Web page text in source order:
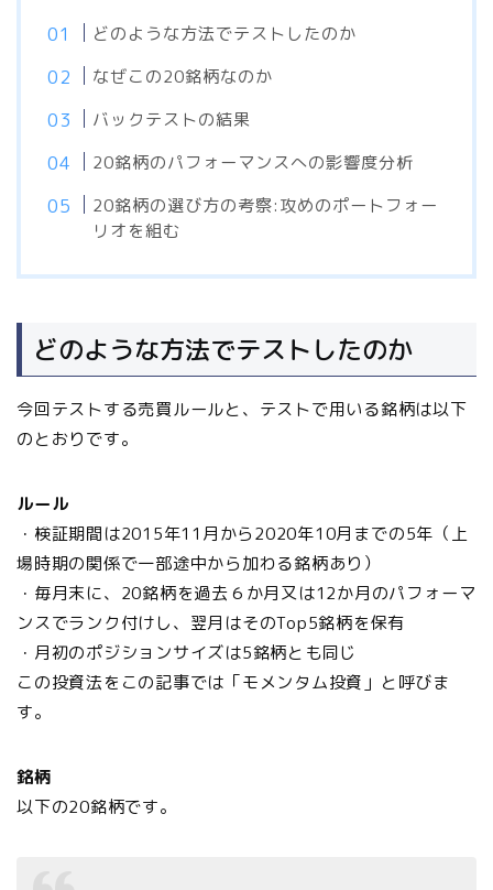
どのような方法でテストしたのか
なぜこの20銘柄なのか
バックテストの結果
20銘柄のパフォーマンスへの影響度分析
20銘柄の選び方の考察:攻めのポートフォー
リオを組む
どのような方法でテストしたのか
今回テストする売買ルールと、テストで用いる銘柄は以下
のとおりです。
ルール
・検証期間は2015年11月から2020年10月までの5年（上
場時期の関係で一部途中から加わる銘柄あり）
・毎月末に、20銘柄を過去６か月又は12か月のパフォーマ
ンスでランク付けし、翌月はそのTop5銘柄を保有
・月初のポジションサイズは5銘柄とも同じ
この投資法をこの記事では「モメンタム投資」と呼びま
す。
銘柄
以下の20銘柄です。